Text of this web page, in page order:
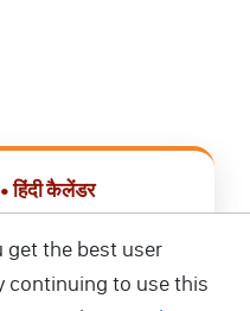
हिंदी कैलेंडर
करें
get the best user
continuing to use this